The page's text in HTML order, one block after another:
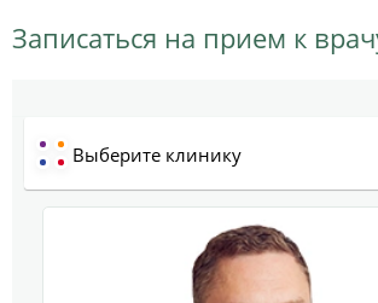
Записаться на прием к
Выберите клинику